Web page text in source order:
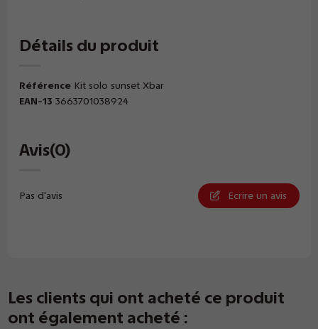
Détails du produit
Référence Kit solo sunset Xbar
EAN-13 3663701038924
Avis(0)
Pas d'avis Ecrire un avis
Les clients qui ont acheté ce produit
ont également acheté :